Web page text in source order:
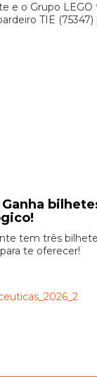
e o Grupo
TIE (75347)
tem três
te oferecer!